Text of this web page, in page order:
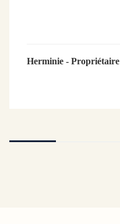
Herminie - Propriétaire